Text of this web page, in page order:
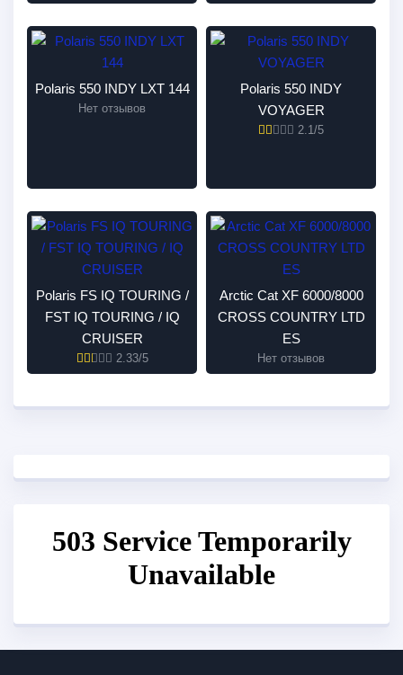
Polaris 550 INDY LXT 144
Нет отзывов
Polaris 550 INDY
VOYAGER
2.1/5
Polaris FS IQ TOURING /
FST IQ TOURING / IQ
CRUISER
2.33/5
Arctic Cat XF 6000/8000
CROSS COUNTRY LTD
ES
Нет отзывов